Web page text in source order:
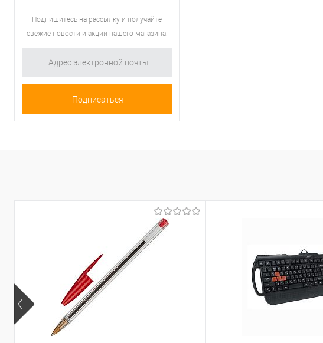
Подпишитесь на рассылку и получайте
свежие новости и акции нашего магазина.